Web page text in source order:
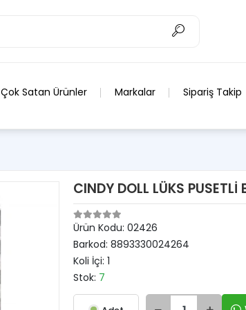
Çok Satan Ürünler Markalar Sipariş Takip
CINDY DOLL LÜKS PUSETLİ
Ürün Kodu: 02426
Barkod: 8893330024264
Koli İçi: 1
Stok: 7